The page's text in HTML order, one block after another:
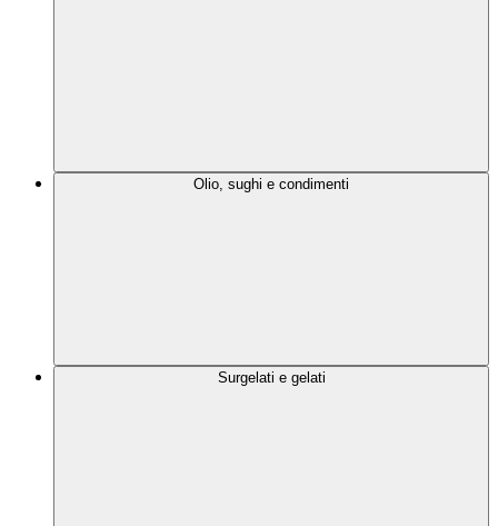
Olio, sughi e condimenti
Surgelati e gelati